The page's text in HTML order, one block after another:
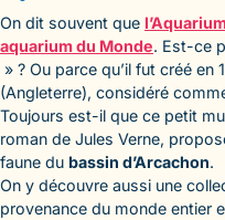
On dit souvent que
aquarium du Monde. Est-ce
» ? Ou parce qu’il fut créé en
(Angleterre), considéré
Toujours est-il que ce petit
roman de Jules Verne,
faune du bassin d’Arcachon.
On y découvre aussi une
provenance du monde entier